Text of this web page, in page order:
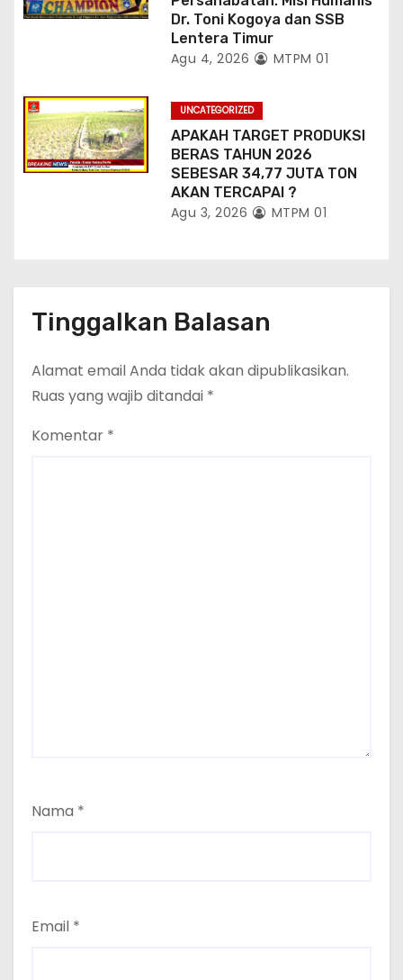
Dr. Toni Kogoya dan SSB
Lentera Timur
Agu 4, 2026 MTPM 01
UNCATEGORIZED
APAKAH TARGET PRODUKSI
BERAS TAHUN 2026
SEBESAR 34,77 JUTA TON
AKAN TERCAPAI ?
Agu 3, 2026 MTPM 01
Tinggalkan Balasan
Alamat email Anda tidak akan dipublikasikan.
Ruas yang wajib ditandai *
Komentar *
Nama *
Email *